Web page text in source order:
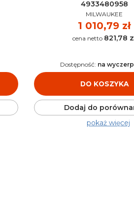
4933480958
PRODUCENT
MILWAUKEE
Cena
1 010,79 zł
Cena 821,78
DO KOSZYKA
Dostępność: na
Dodaj do
pokaż więcej